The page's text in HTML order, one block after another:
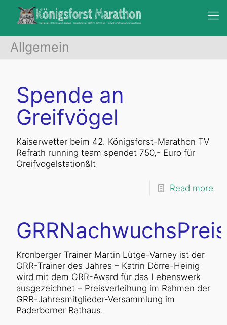
Allgemein
Spende an
Greifvögel
Kaiserwetter beim 42. Königsforst-Marathon TV
Refrath running team spendet 750,- Euro für
Greifvogelstation&lt
Read more
Kronberger Trainer Martin Lütge-Varney ist der
GRR-Trainer des Jahres – Katrin Dörre-Heinig
wird mit dem GRR-Award für das Lebenswerk
ausgezeichnet – Preisverleihung im Rahmen der
GRR-Jahresmitglieder-Versammlung im
Paderborner Rathaus.